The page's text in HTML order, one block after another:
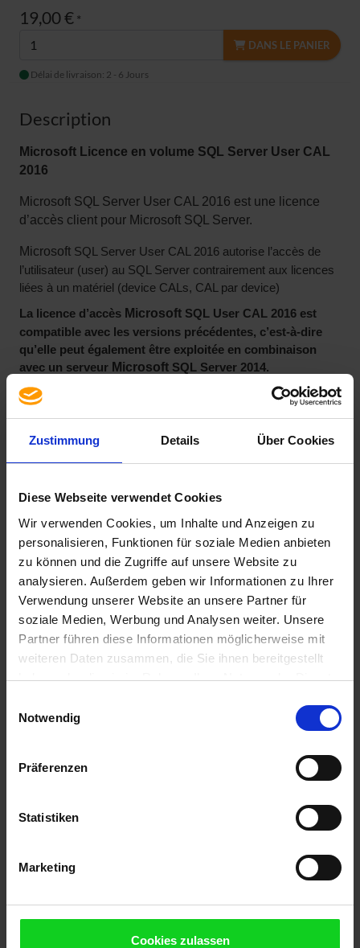
Zustimmung Details Über Cookies
Diese Webseite verwendet Cookies
Wir verwenden Cookies, um Inhalte und Anzeigen zu
personalisieren, Funktionen für soziale Medien anbieten
zu können und die Zugriffe auf unsere Website zu
analysieren. Außerdem geben wir Informationen zu Ihrer
Verwendung unserer Website an unsere Partner für
soziale Medien, Werbung und Analysen weiter. Unsere
Partner führen diese Informationen möglicherweise mit
weiteren Daten zusammen, die Sie ihnen bereitgestellt
haben oder die sie im Rahmen Ihrer Nutzung der Dienste
Cookies, wenn Sie unsere Webseite weiterhin nutzen.
Notwendig
Präferenzen
Statistiken
Marketing
Cookies zulassen
19,00 € *
DANS LE PANIER
Délai de livraison: 2 - 6 Jours
Description
Microsoft Licence en volume SQL Server User CAL
2016
Microsoft SQL Server User CAL 2016 est une licence
d’accès client pour Microsoft SQL Server.
Microsoft SQL Server User CAL 2016 autorise l’accès de
l’utilisateur (user) au SQL Server contrairement aux licences
liées à un matériel (device CALs, CAL par device)
La licence d’accès Microsoft SQL User CAL 2016 est
compatible avec les versions précédentes, c’est-à-dire
qu’elle peut également être exploitée en combinaison
avec un serveur Microsoft SQL Server 2014.
Spécification
Contenu de la livraison
Single Language
Version
2016
Etat du produit
occasion